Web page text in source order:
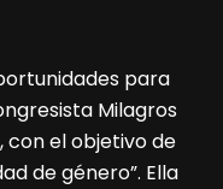
para
Milagros
con el objetivo de
de género”. Ella